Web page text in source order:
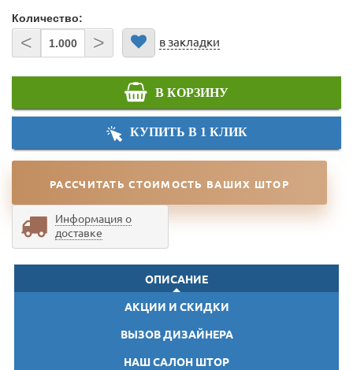
Количество:
< > в закладки
В КОРЗИНУ
КУПИТЬ В 1 КЛИК
РАССЧИТАТЬ СТОИМОСТЬ ВАШИХ ШТОР
Информация о
доставке
ОПИСАНИЕ
АКЦИИ И СКИДКИ
ВЫЗОВ ДИЗАЙНЕРА
НАШ САЛОН ШТОР